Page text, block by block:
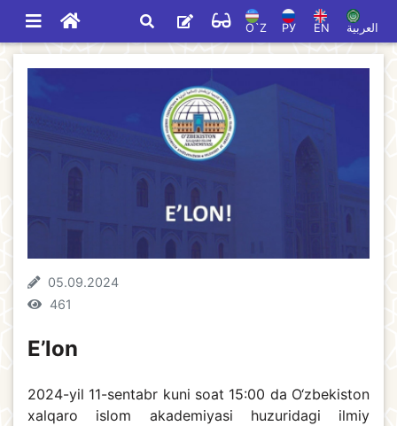
O`Z РУ EN العربية
05.09.2024
461
E’lon
2024-yil 11-sentabr kuni soat 15:00 da O‘zbekiston
xalqaro islom akademiyasi huzuridagi ilmiy